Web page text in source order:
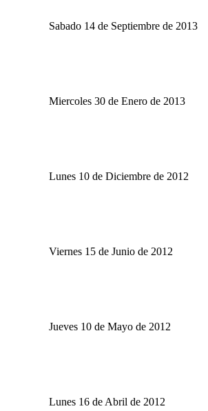
Sabado 14 de Septiembre de 2013
Miercoles 30 de Enero de 2013
Lunes 10 de Diciembre de 2012
Viernes 15 de Junio de 2012
Jueves 10 de Mayo de 2012
Lunes 16 de Abril de 2012